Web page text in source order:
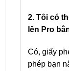
2. Tôi có
lên Pro
Có, giấy
phép bạn